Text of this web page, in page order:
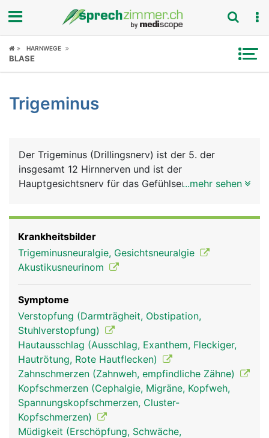
Fokus
Symptome
News
Rubriken
HARNWEGE
BLASE
Trigeminus
Der Trigeminus (Drillingsnerv) ist der 5. der
insgesamt 12 Hirnnerven und ist der
Hauptgesichtsnerv für das Gefühlsempfinden im
verantwortlich ist; ein Oberkieferast, für das
Empfinden unter dem Auge, im Oberkieferbereich
und Oberlippe; und ein Unterkieferast, der für das
Empfinden im Unterkieferbereich verantwortlich
ist und die Kau- und Mundbodenmuskulatur
steuert.
...mehr sehen
Krankheitsbilder
Trigeminusneuralgie, Gesichtsneuralgie
Akustikusneurinom
Symptome
Verstopfung (Darmträgheit, Obstipation,
Stuhlverstopfung)
Hautausschlag (Ausschlag, Exanthem, Fleckiger,
Hautrötung, Rote Hautflecken)
Zahnschmerzen (Zahnweh, empfindliche Zähne)
Kopfschmerzen (Cephalgie, Migräne, Kopfweh,
Spannungskopfschmerzen, Cluster-
Kopfschmerzen)
Müdigkeit (Erschöpfung, Schwäche,